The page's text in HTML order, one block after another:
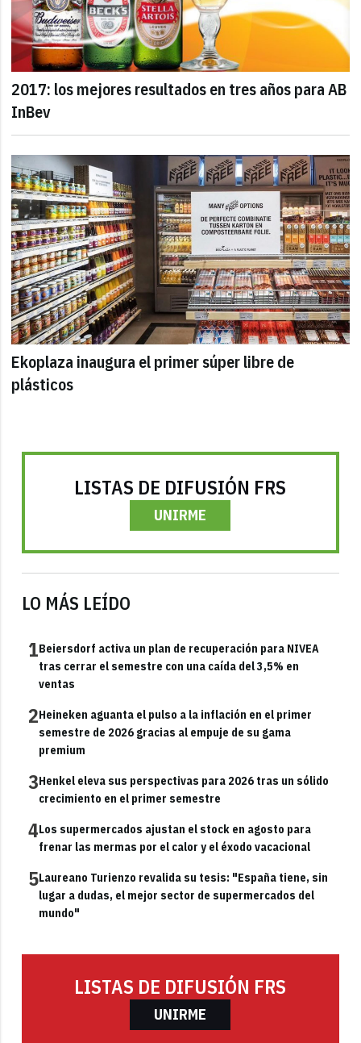
2017: los mejores resultados en tres años para AB
InBev
Ekoplaza inaugura el primer súper libre de
plásticos
LISTAS DE DIFUSIÓN FRS
UNIRME
LO MÁS LEÍDO
1Beiersdorf activa un plan de recuperación para NIVEA
tras cerrar el semestre con una caída del 3,5% en
ventas
2Heineken aguanta el pulso a la inflación en el primer
semestre de 2026 gracias al empuje de su gama
premium
3Henkel eleva sus perspectivas para 2026 tras un sólido
crecimiento en el primer semestre
4Los supermercados ajustan el stock en agosto para
frenar las mermas por el calor y el éxodo vacacional
5Laureano Turienzo revalida su tesis: "España tiene, sin
lugar a dudas, el mejor sector de supermercados del
mundo"
LISTAS DE DIFUSIÓN FRS
UNIRME